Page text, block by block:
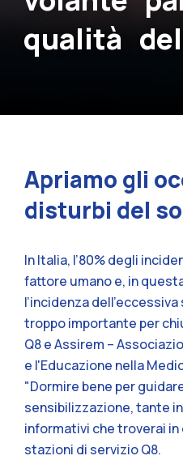
qualità del
Apriamo gli
disturbi del
In Italia, l’80% degli
fattore umano e, in
l’incidenza
troppo importante per
Q8 e Assirem –
e l'Educazione nella
"Dormire bene per
sensibilizzazione, tante
informativi che troverai
stazioni di servizio Q8.